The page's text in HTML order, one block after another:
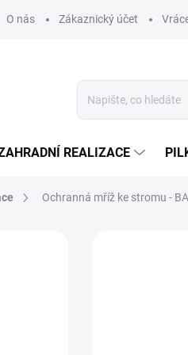
O nás Zákaznický účet
REALIZACE
Ochranná mříž ke stromu -